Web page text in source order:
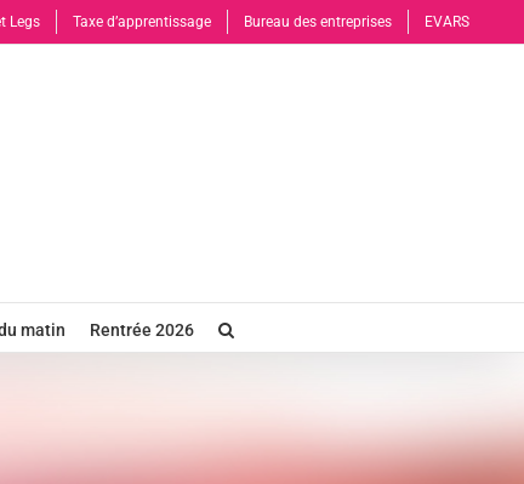
Legs Taxe d’apprentissage Bureau des entreprises EVARS
matin Rentrée 2026